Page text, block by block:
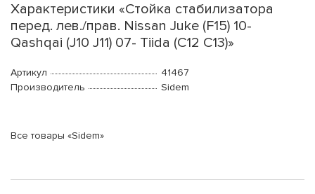
Характеристики «Стойка стабилизатора
перед. лев./прав. Nissan Juke (F15) 10-
Qashqai (J10 J11) 07- Tiida (C12 C13)»
Артикул
41467
Производитель
Sidem
Все товары «Sidem»